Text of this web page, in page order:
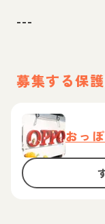
---
募集する保
おっ